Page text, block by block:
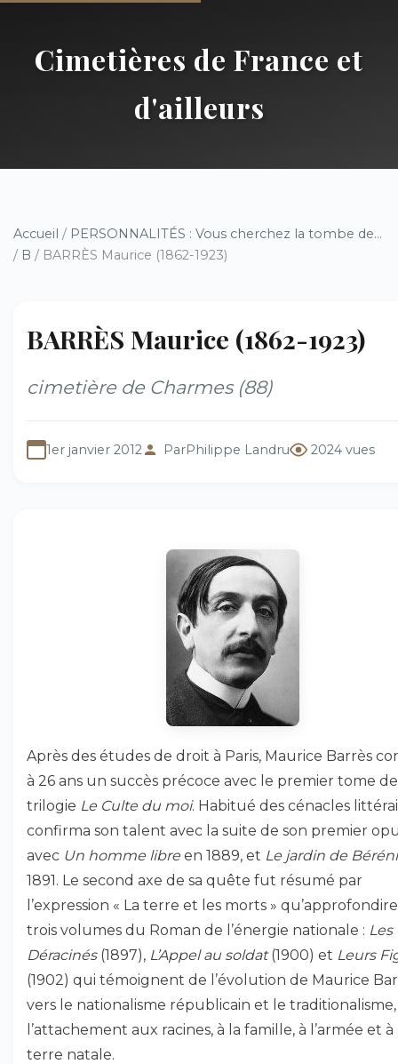
Cimetières de France et
d'ailleurs
Accueil / PERSONNALITÉS : Vous cherchez la tombe de...
/ B / BARRÈS Maurice (1862-1923)
BARRÈS Maurice (1862-1923)
cimetière de Charmes (88)
1er janvier 2012 ParPhilippe Landru 2024 vues
Après des études de droit à Paris, Maurice Barrès
à 26 ans un succès précoce avec le premier tome de
trilogie Le Culte du moi. Habitué des cénacles
confirma son talent avec la suite de son premier
avec Un homme libre en 1889, et Le jardin de
1891. Le second axe de sa quête fut résumé par
l’expression « La terre et les morts »
trois volumes du Roman de l’énergie nationale : Les
Déracinés(1897), L’Appel au soldat(1900) et Leurs
(1902) qui témoignent de l’évolution de Maurice
vers le nationalisme républicain et le traditionalisme,
l’attachement aux racines, à la famille, à l’armée et à
terre natale.